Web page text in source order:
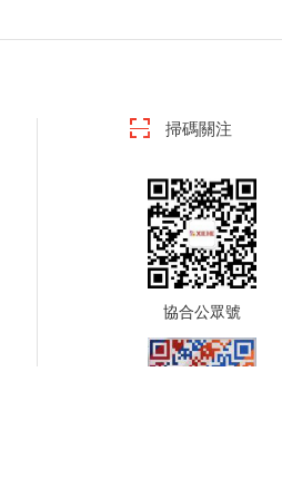
掃碼關注
協合公眾號